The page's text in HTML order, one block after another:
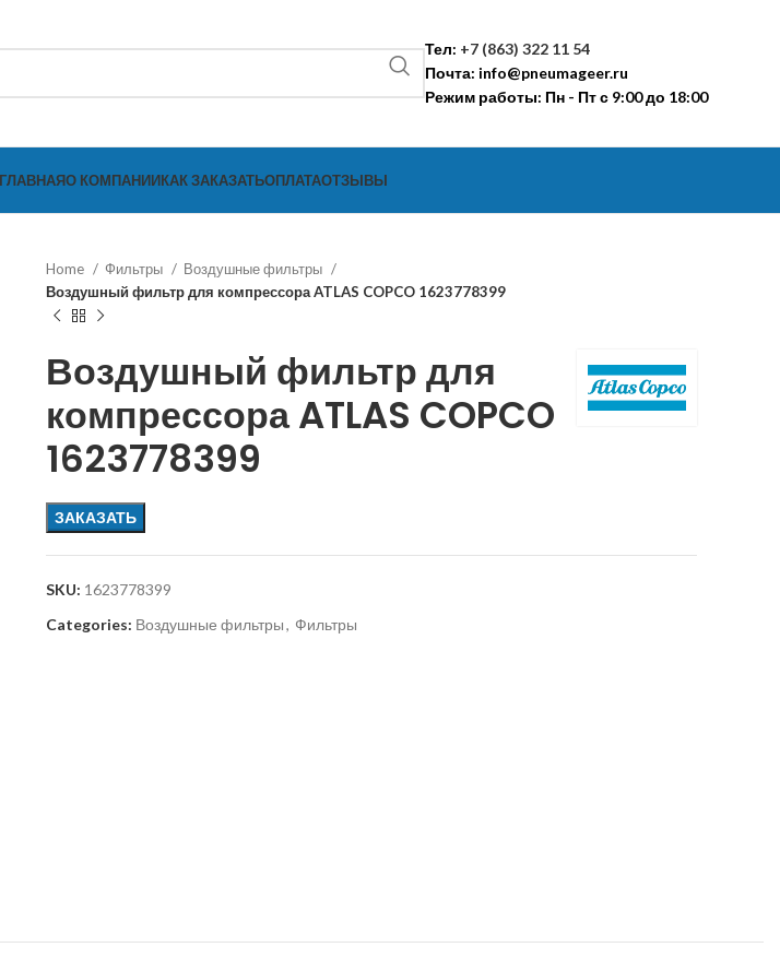
Тел: +7 (863) 322 11 54
Почта: info@pneumageer.ru
Режим работы: Пн - Пт с 9:00 до 18:00
ГЛАВНАЯО КОМПАНИИКАК ЗАКАЗАТЬОПЛАТАОТЗЫВЫ
Home Фильтры
Воздушные фильтры
Воздушный фильтр для компрессора ATLAS COPCO 1623778399
Воздушный фильтр для
компрессора ATLAS COPCO
1623778399
ЗАКАЗАТЬ
SKU: 1623778399
Categories: Воздушные фильтры, Фильтры